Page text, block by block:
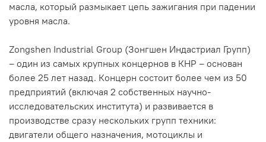
масла, который размыкает цепь зажигания при падении
уровня масла.
Zongshen Industrial Group (Зонгшен Индастриал Групп)
– один из самых крупных концернов в КНР – основан
более 25 лет назад. Концерн состоит более чем из 50
предприятий (включая 2 собственных научно-
исследовательских института) и развивается в
производстве сразу нескольких групп техники:
двигатели общего назначения, мотоциклы и